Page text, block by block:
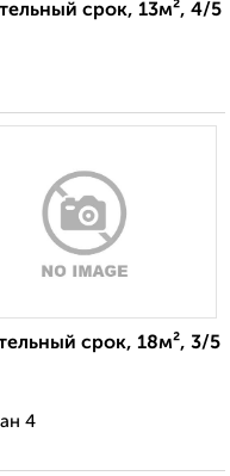
срок, 13м², 4/5
срок, 18м², 3/5
4